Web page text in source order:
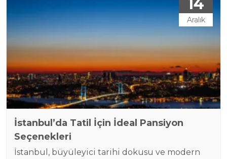
zamanda konforu da ihmal etmeyen
pansiyonlar bulabilirsiniz. Ancak doğru seçimi
yapmak için…
14
Aralık
İstanbul’da Tatil İçin İdeal Pansiyon
Seçenekleri
İstanbul, büyüleyici tarihi dokusu ve modern